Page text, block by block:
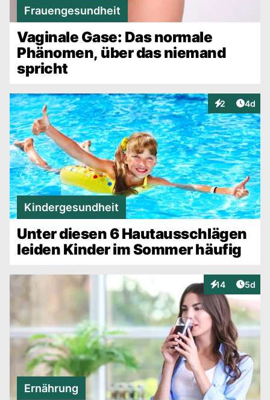
Frauengesundheit
Vaginale Gase: Das normale
Phänomen, über das niemand
spricht
2
Interaktionen
4d
Kindergesundheit
Unter diesen 6 Hautausschlägen
leiden Kinder im Sommer häufig
14
Interaktionen
5d
Ernährung